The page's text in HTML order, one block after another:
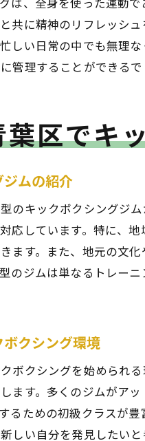
地域の人々との
キックボクシン
青葉区で健康と
メンタルヘルス
ストレスフリー
心と体の健康を同
青葉区でのキッ
フィットネスと
共に精神のリフレッシ
しい日常の中でも無理
管理することができるで
区でキ
ムの紹介
のキックボクシングジ
応しています。特に、
ます。また、地元の文
のジムは単なるトレー
クシング環境
ボクシングを始められ
ます。多くのジムがア
るための初級クラスが
しい自分を発見したい